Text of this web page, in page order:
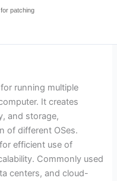
patching
running multiple
It creates
and storage,
of different OSes.
efficient use of
Commonly used
centers, and cloud-